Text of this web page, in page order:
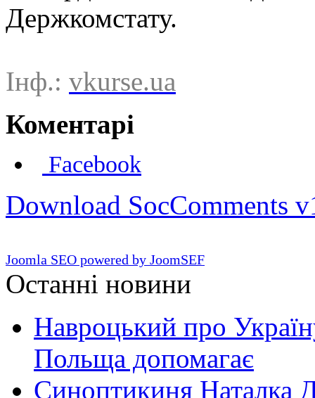
Держкомстату.
Інф.: vkurse.ua
Коментарі
Facebook
Download SocComments
Joomla SEO powered by JoomSEF
Останні новини
Навроцький про
Польща допомагає
Синоптикиня Наталка